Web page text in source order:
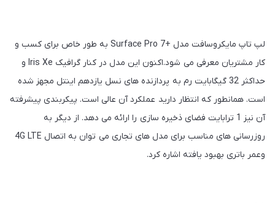
لپ تاپ مایکروسافت مدل +Surface Pro 7 به طور خاص برای کسب‌ و‌
کار مشتریان معرفی می‌ شود.اکنون این مدل در کنار گرافیک Iris Xe و
حداکثر 32 گیگابایت رم به پردازنده‌ های نسل یازدهم اینتل مجهز شده
است. همانطور که انتظار دارید عملکرد آن عالی است. پیکربندی پیشرفته
آن نیز 1 ترابایت فضای ذخیره‌ سازی را ارائه می‌ دهد. از دیگر به
روزرسانی‌ های مناسب برای مدل‌ های تجاری می‌ توان به اتصال 4G LTE
وعمر باتری بهبود یافته اشاره کرد.